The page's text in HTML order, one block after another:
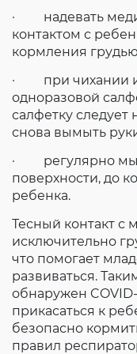
· надевать
контактом с
кормления
· при чихании
одноразовой
салфетку
снова вымыть
· регулярно
поверхности, до
ребенка.
Тесный контакт с
исключительно
что помогает
развиваться.
обнаружен
прикасаться к
безопасно
правил